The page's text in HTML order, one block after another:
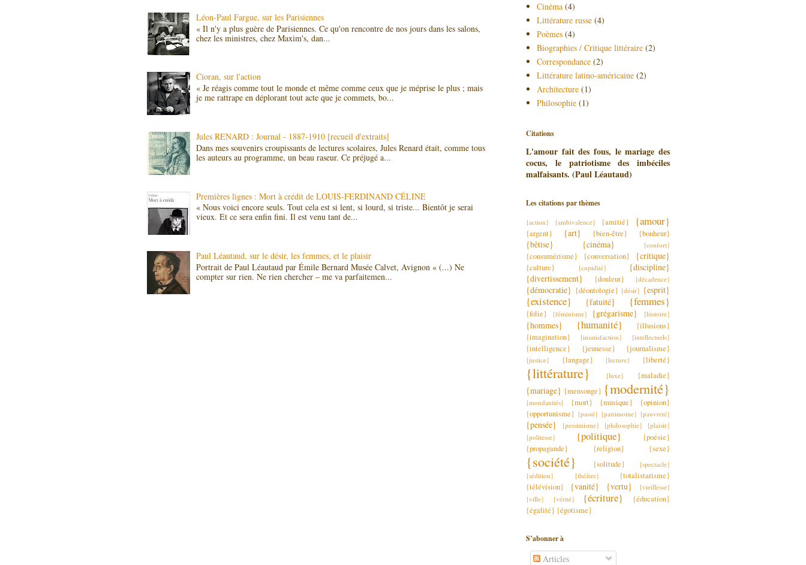
Léon-Paul Fargue, sur les Parisiennes
« Il n'y a plus guère de Parisiennes. Ce qu'on rencontre de nos jours dans les salons,
chez les ministres, chez Maxim's, dan...
Cioran, sur l'action
« Je réagis comme tout le monde et même comme ceux que je méprise le plus ; mais
je me rattrape en déplorant tout acte que je commets, bo...
Jules RENARD : Journal - 1887-1910 [recueil d'extraits]
Dans mes souvenirs croupissants de lectures scolaires, Jules Renard était, comme tous
les auteurs au programme, un beau raseur. Ce préjugé a...
Premières lignes : Mort à crédit de LOUIS-FERDINAND CÉLINE
« Nous voici encore seuls. Tout cela est si lent, si lourd, si triste... Bientôt je serai
vieux. Et ce sera enfin fini. Il est venu tant de...
Paul Léautaud, sur le désir, les femmes, et le plaisir
Portrait de Paul Léautaud par Émile Bernard Musée Calvet, Avignon « (...) Ne
compter sur rien. Ne rien chercher – me va parfaitemen...
Cinéma (4)
Littérature russe (4)
Poèmes (4)
Biographies / Critique littéraire (2)
Correspondance (2)
Littérature latino-américaine (2)
Architecture (1)
Philosophie (1)
Citations
L'amour fait des fous, le mariage des
cocus, le patriotisme des imbéciles
malfaisants. (Paul Léautaud)
Les citations par thèmes
{action} {ambivalence} {amitié} {amour}
{argent} {art} {bien-être} {bonheur}
{bêtise} {cinéma} {confort}
{consumérisme} {conversation} {critique}
{culture} {cupidité}
{discipline}
{divertissement}
{douleur} {décadence}
{démocratie} {déontologie} {désir} {esprit}
{existence} {fatuité} {femmes}
{folie} {féminisme} {grégarisme} {histoire}
{hommes} {humanité}
{illusions}
{imagination}
{insatisfaction} {intellectuels}
{intelligence} {jeunesse} {journalisme}
{justice} {langage} {lecture} {liberté}
{littérature} {luxe} {maladie}
{mariage} {mensonge} {modernité}
{mondanités} {mort} {musique}
{opinion}
{opportunisme} {passé} {patrimoine} {pauvreté}
{pensée} {pessimisme} {philosophie}
{plaisir}
{politesse}
{politique}
{poésie}
{propagande}
{religion} {sexe}
{société} {solitude}
{spectacle}
{sédition}
{théâtre}
{totalistarisme}
{télévision}
{vanité} {vertu}
{vieillesse}
{ville}
{vérité} {écriture}
{éducation}
{égalité} {égotisme}
S’abonner à
Articles